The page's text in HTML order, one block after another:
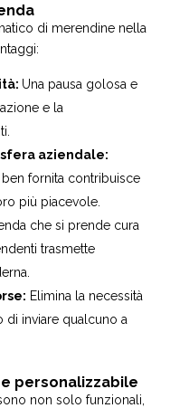
di merendine nella
Una pausa golosa e
e la
aziendale:
ben fornita contribuisce
più piacevole.
che si prende cura
trasmette
Elimina la necessità
di inviare qualcuno a
personalizzabile
non solo funzionali,